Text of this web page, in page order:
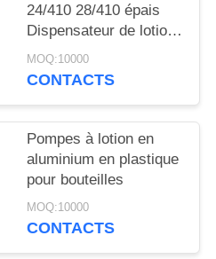
24/410 28/410 épais
Dispensateur de lotion
pour le corps de savon
Pompes de lotion pour
MOQ:10000
CONTACTS
Pompes à lotion en
aluminium en plastique
pour bouteilles
MOQ:10000
CONTACTS